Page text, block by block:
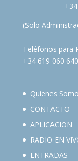
(Solo
Teléfonos para
+34 619 060 640
Quienes
CONTACTO
APLICACION
RADIO EN
ENTRADAS